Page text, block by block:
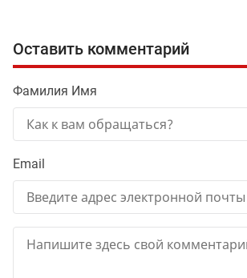
Оставить комментарий
Фамилия Имя
Email